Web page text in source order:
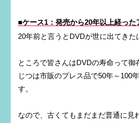
■ケース1：発売から20年以上経った
20年前と言うとDVDが世に出てきた
ところで皆さんはDVDの寿命って御
じつは市販のプレス品で50年～100
す。
なので、古くてもまだまだ普通に見